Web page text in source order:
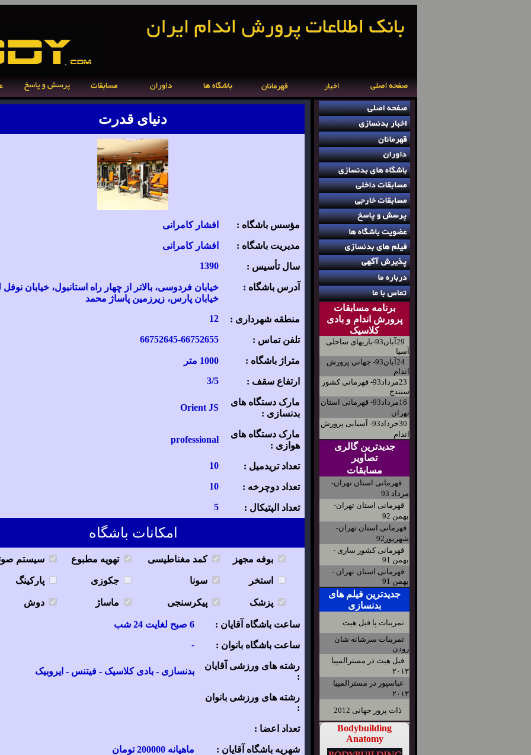
برنامه مسابقات
پرورش اندام و بادی
کلاسیک
29آبان93-بازیهای ساحلی
آسیا
24آبان93- جهاني پرورش
اندام
23مرداد93- قهرمانی کشور
سنندج
16مرداد93- قهرمانی استان
تهران
30خرداد93- آسیایی پرورش
اندام
جدیدترین گالری
تصاویر
مسابقات
قهرمانی استان تهران-
مرداد 93
قهرمانی استان تهران-
بهمن 92
قهرمانی استان تهران-
شهریور92
قهرمانی کشور ساری -
بهمن 91
قهرمانی استان تهران -
بهمن 91
جدیدترین فیلم های
بدنسازی
تمرینات پا فیل هیث
تمرینات سرشانه شان
رودن
فیل هیث در مسترالمپیا
۲۰۱۳
عباسپور در مسترالمپیا
۲۰۱۳
ذات پرور جهانی 2012
Bodybuilding
Anatomy
دنیای قدرت
مؤسس باشگاه : افشار کامرانی
مدیریت باشگاه : افشار کامرانی
سال تأسیس : 1390
آدرس باشگاه :
خیابان فردوسی، بالاتر از چهار راه استانبول، خیابان نوفل
خیابان پارس، زیرزمین پاساژ محمد
منطقه شهرداری : 12
تلفن تماس : 66752645-66752655
متراژ باشگاه : 1000 متر
ارتفاع سقف : 3/5
مارک دستگاه های
بدنسازی :
Orient JS
مارک دستگاه های
هوازی :
professional
تعداد تریدمیل : 10
تعداد دوچرخه : 10
تعداد الپتیکال : 5
امکانات باشگاه
بوفه مجهز کمد مغناطیسی تهویه مطبوع سیستم
استخر سونا جکوزی پارکینگ
پزشک پیکرسنجی ماساژ دوش
ساعت باشگاه آقایان : 6 صبح لغایت 24 شب
ساعت باشگاه بانوان : -
رشته های ورزشی آقایان
:
بدنسازی - بادی کلاسیک - فیتنس - ایروبیک
رشته های ورزشی بانوان
:
تعداد اعضا :
شهریه باشگاه آقایان : ماهیانه 200000 تومان